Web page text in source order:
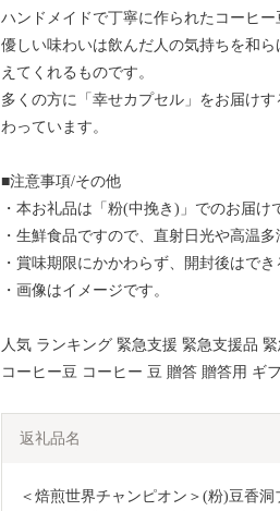
ハンドメイドで丁寧に作られたコーヒ
優しい味わいは飲んだ人の気持ちを和
えてくれるものです。
多くの方に「幸せカプセル」をお届け
わっています。
■注意事項/その他
・本お礼品は「粉(中挽き)」でのお届け
・生鮮食品ですので、直射日光や高温
・賞味期限にかかわらず、開封後はで
・画像はイメージです。
人気 ランキング 緊急支援 緊急支援品
コーヒー豆 コーヒー 豆 贈答 贈答用 ギ
返礼品名
＜焙煎世界チャンピオン＞(粉)豆香